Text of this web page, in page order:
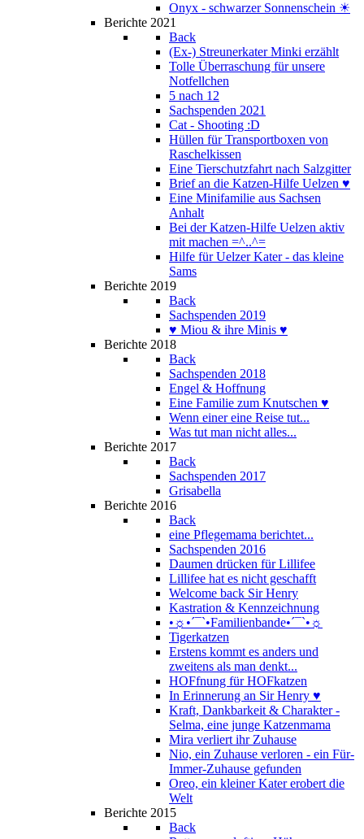
Onyx - schwarzer Sonnenschein ☀
Berichte 2021
Back
(Ex-) Streunerkater Minki erzählt
Tolle Überraschung für unsere
Notfellchen
5 nach 12
Sachspenden 2021
Cat - Shooting :D
Hüllen für Transportboxen von
Raschelkissen
Eine Tierschutzfahrt nach Salzgitter
Brief an die Katzen-Hilfe Uelzen ♥
Eine Minifamilie aus Sachsen
Anhalt
Bei der Katzen-Hilfe Uelzen aktiv
mit machen =^..^=
Hilfe für Uelzer Kater - das kleine
Sams
Berichte 2019
Back
Sachspenden 2019
♥ Miou & ihre Minis ♥
Berichte 2018
Back
Sachspenden 2018
Engel & Hoffnung
Eine Familie zum Knutschen ♥
Wenn einer eine Reise tut...
Was tut man nicht alles...
Berichte 2017
Back
Sachspenden 2017
Grisabella
Berichte 2016
Back
eine Pflegemama berichtet...
Sachspenden 2016
Daumen drücken für Lillifee
Lillifee hat es nicht geschafft
Welcome back Sir Henry
Kastration & Kennzeichnung
•☼•´¯`•Familienbande•´¯`•☼
Tigerkatzen
Erstens kommt es anders und
zweitens als man denkt...
HOFfnung für HOFkatzen
In Erinnerung an Sir Henry ♥
Kraft, Dankbarkeit & Charakter -
Selma, eine junge Katzenmama
Mira verliert ihr Zuhause
Nio, ein Zuhause verloren - ein Für-
Immer-Zuhause gefunden
Oreo, ein kleiner Kater erobert die
Welt
Berichte 2015
Back